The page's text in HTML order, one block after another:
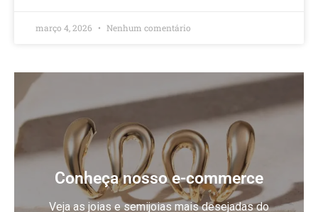
março 4, 2026 Nenhum comentário
Conheça nosso e-commerce
Veja as joias e semijoias mais desejadas do